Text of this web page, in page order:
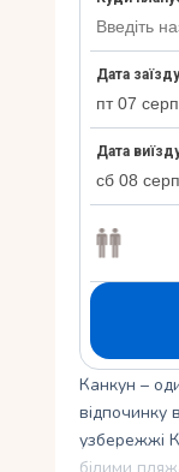
Канкун –
відпочинку
узбережжі